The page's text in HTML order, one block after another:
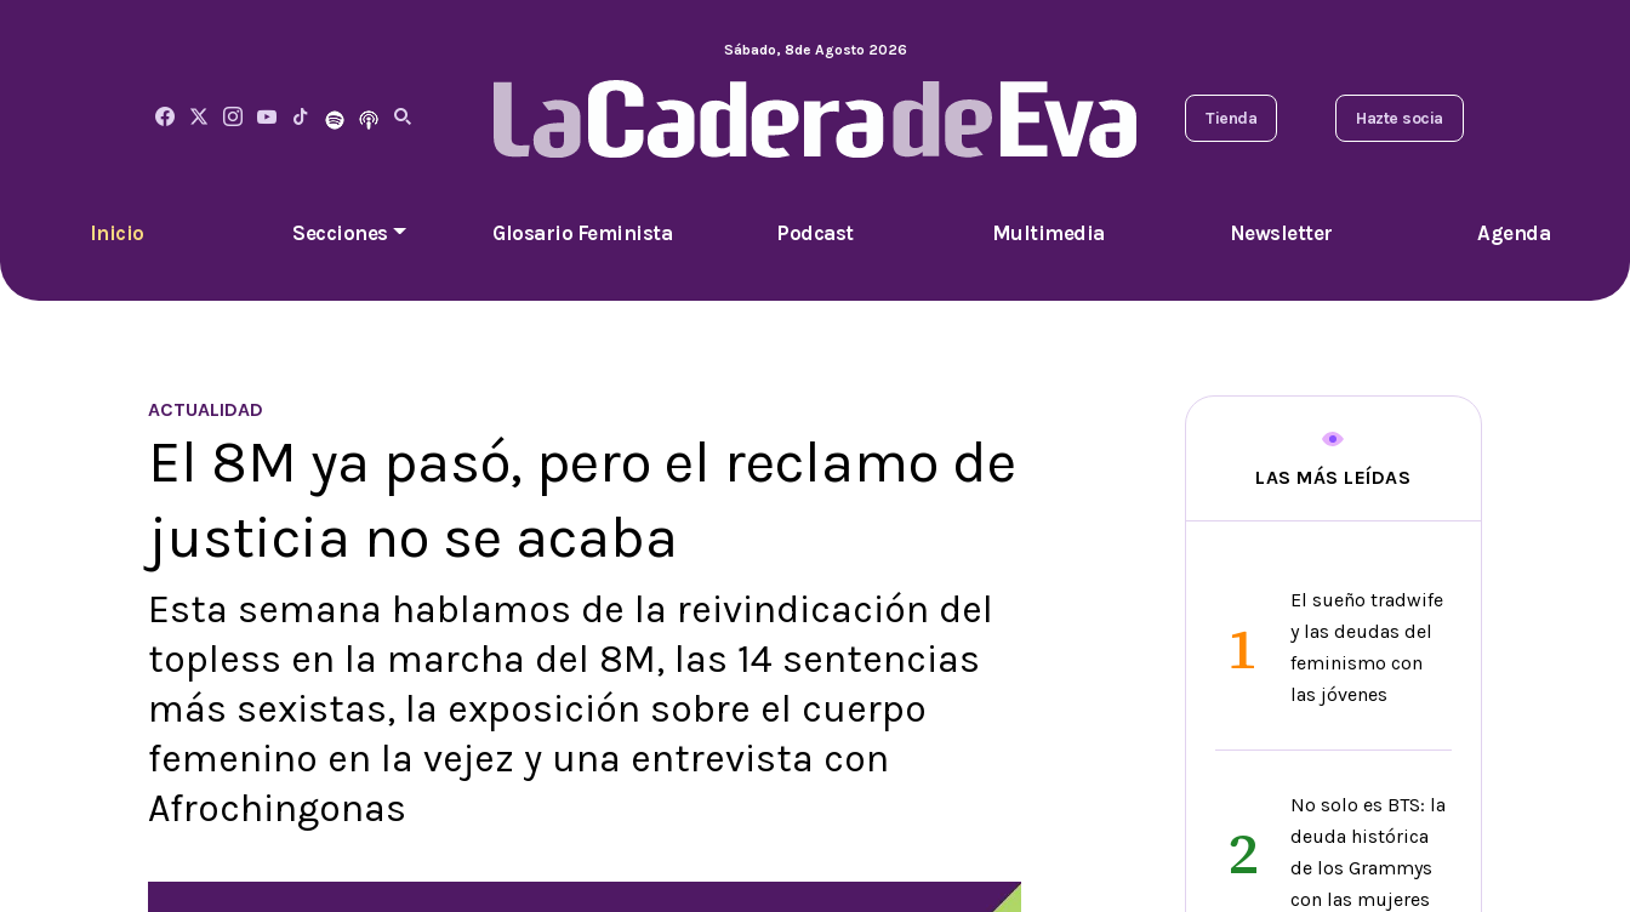
Sábado, 8de Agosto 2026
Tienda Hazte socia
Inicio Secciones Glosario Feminista Podcast Multimedia Newsletter Agenda
ACTUALIDAD
El 8M ya pasó, pero el reclamo de
justicia no se acaba
Esta semana hablamos de la reivindicación del
topless en la marcha del 8M, las 14 sentencias
más sexistas, la exposición sobre el cuerpo
femenino en la vejez y una entrevista con
Afrochingonas
LAS MÁS LEÍDAS
1
El sueño tradwife
y las deudas del
feminismo con
las jóvenes
2
No solo es BTS: la
deuda histórica
de los Grammys
con las mujeres